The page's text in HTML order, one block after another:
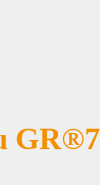
GR®7